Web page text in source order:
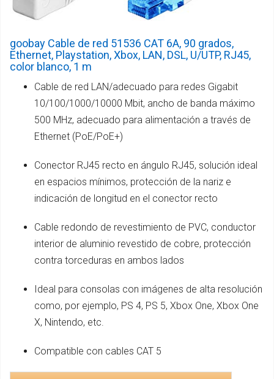
goobay Cable de red 51536 CAT 6A, 90 grados,
Ethernet, Playstation, Xbox, LAN, DSL, U/UTP, RJ45,
color blanco, 1 m
Cable de red LAN/adecuado para redes Gigabit
10/100/1000/10000 Mbit, ancho de banda máximo
500 MHz, adecuado para alimentación a través de
Ethernet (PoE/PoE+)
Conector RJ45 recto en ángulo RJ45, solución ideal
en espacios mínimos, protección de la nariz e
indicación de longitud en el conector recto
Cable redondo de revestimiento de PVC, conductor
interior de aluminio revestido de cobre, protección
contra torceduras en ambos lados
Ideal para consolas con imágenes de alta resolución
como, por ejemplo, PS 4, PS 5, Xbox One, Xbox One
X, Nintendo, etc.
Compatible con cables CAT 5